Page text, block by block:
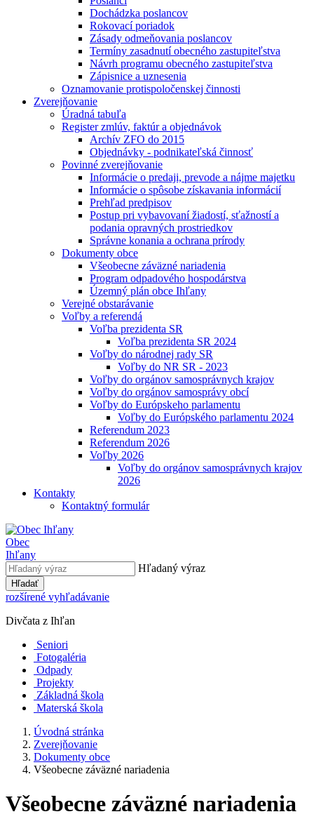
Dochádzka poslancov
Rokovací poriadok
Zásady odmeňovania poslancov
Termíny zasadnutí obecného zastupiteľstva
Návrh programu obecného zastupiteľstva
Zápisnice a uznesenia
Oznamovanie protispoločenskej činnosti
Zverejňovanie
Úradná tabuľa
Register zmlúv, faktúr a objednávok
Archív ZFO do 2015
Objednávky - podnikateľská činnosť
Povinné zverejňovanie
Informácie o predaji, prevode a nájme majetku
Informácie o spôsobe získavania informácií
Prehľad predpisov
Postup pri vybavovaní žiadostí, sťažností a
podania opravných prostriedkov
Správne konania a ochrana prírody
Dokumenty obce
Všeobecne záväzné nariadenia
Program odpadového hospodárstva
Územný plán obce Ihľany
Verejné obstarávanie
Voľby a referendá
Voľba prezidenta SR
Voľba prezidenta SR 2024
Voľby do národnej rady SR
Voľby do NR SR - 2023
Voľby do orgánov samosprávnych krajov
Voľby do orgánov samosprávy obcí
Voľby do Európskeho parlamentu
Voľby do Európského parlamentu 2024
Referendum 2023
Referendum 2026
Voľby 2026
Voľby do orgánov samosprávnych krajov
2026
Kontakty
Kontaktný formulár
Obec
Ihľany
Hľadaný výraz
Hľadať
rozšírené vyhľadávanie
Divčata z Ihľan
Seniori
Fotogaléria
Odpady
Projekty
Základná škola
Materská škola
Úvodná stránka
Zverejňovanie
Dokumenty obce
Všeobecne záväzné nariadenia
Všeobecne záväzné nariadenia